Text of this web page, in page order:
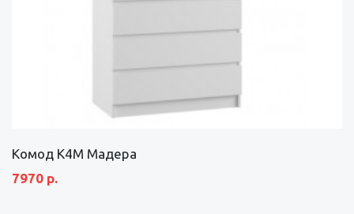
Комод К4М Мадера
7970 р.